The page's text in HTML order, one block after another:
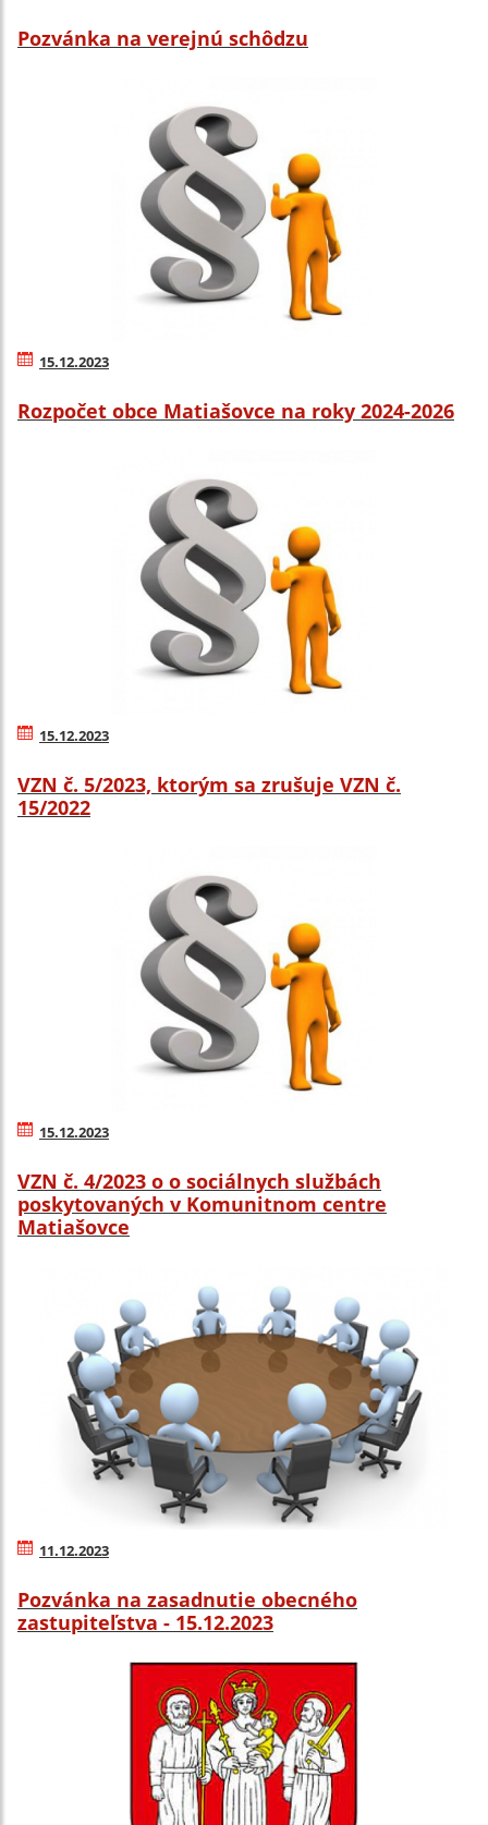
Pozvánka na verejnú schôdzu
15.12.2023
Rozpočet obce Matiašovce na roky 2024-2026
15.12.2023
VZN č. 5/2023, ktorým sa zrušuje VZN č.
15/2022
15.12.2023
VZN č. 4/2023 o o sociálnych službách
poskytovaných v Komunitnom centre
Matiašovce
11.12.2023
Pozvánka na zasadnutie obecného
zastupiteľstva - 15.12.2023